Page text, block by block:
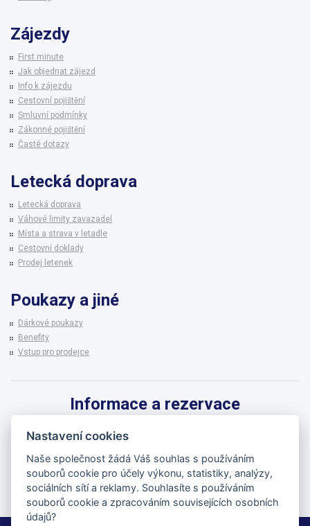
Zájezdy
First minute
Jak objednat zájezd
Info k zájezdu
Cestovní pojištění
Smluvní podmínky
Zákonné pojištění
Časté dotazy
Letecká doprava
Letecká doprava
Váhové limity zavazadel
Místa a strava v letadle
Cestovní doklady
Prodej letenek
Poukazy a jiné
Dárkové poukazy
Benefity
Vstup pro prodejce
Informace a rezervace
542 215 256
brenna@brenna.cz
Nastavení cookies
Naše společnost žádá Váš souhlas s používáním
souborů cookie pro účely výkonu, statistiky, analýzy,
sociálních sítí a reklamy. Souhlasíte s používáním
souborů cookie a zpracováním souvisejících osobních
údajů?